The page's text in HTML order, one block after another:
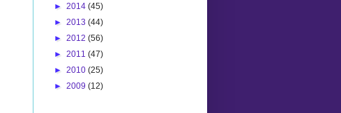
► 2014 (45)
► 2013 (44)
► 2012 (56)
► 2011 (47)
► 2010 (25)
► 2009 (12)